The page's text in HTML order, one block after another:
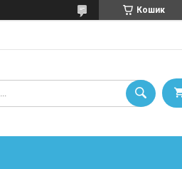
Кошик